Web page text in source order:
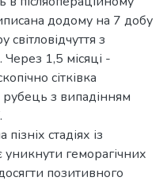
додому на 7 добу
світловідчуття з
1,5 місяці -
сітківка
з випадінням
стадіях із
геморагічних
позитивного